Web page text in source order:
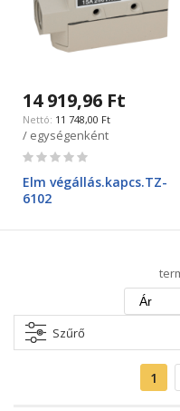
14 919,96 Ft
11 748,00 Ft
/ egységenként
Rating:
Elm végállás.kapcs.TZ-
6102
Szűrő
oldal
1